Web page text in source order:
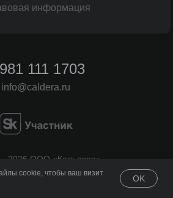
информация
111 1703
ООО «Кальдера»
права защищены
info@caldera.ru
cookie, чтобы ваш визит
OK